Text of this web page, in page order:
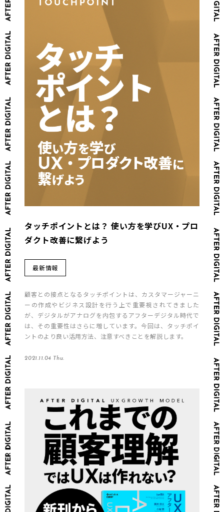
タッチポイントとは？ 使い方を学びUX・プロ
ダクト改善に繋げよう
最新情報
顧客との接点となるタッチポイントは、カスタマージャーニ
ーの作成やビジネス設計を行う上で重要視されてきました
が、デジタルがアナログを内包するアフターデジタル時代で
は、その重要性はさらに増しています。今回は、タッチポイ
ントのより良い活用方法、注意すべきことを解説します。
2021.11.04 Thu.